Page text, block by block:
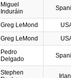
Miguel
Induráin
Greg LeMond
Greg LeMond
Pedro
Delgado
Stephen